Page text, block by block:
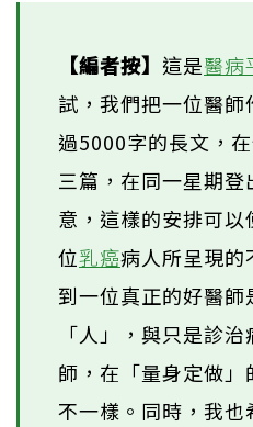
【編者按】 這是醫病
試，我們把一位醫
過5000字的長文，
三篇，在同一星期
意，這樣的安排可
位乳癌病人所呈現的
到一位真正的好醫師
「人」，與只是診
師，在「量身定做
不一樣。同時，我